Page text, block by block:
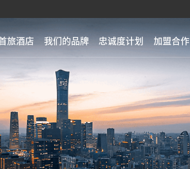
旅酒店 我们的品牌 忠诚度计划 加盟合作